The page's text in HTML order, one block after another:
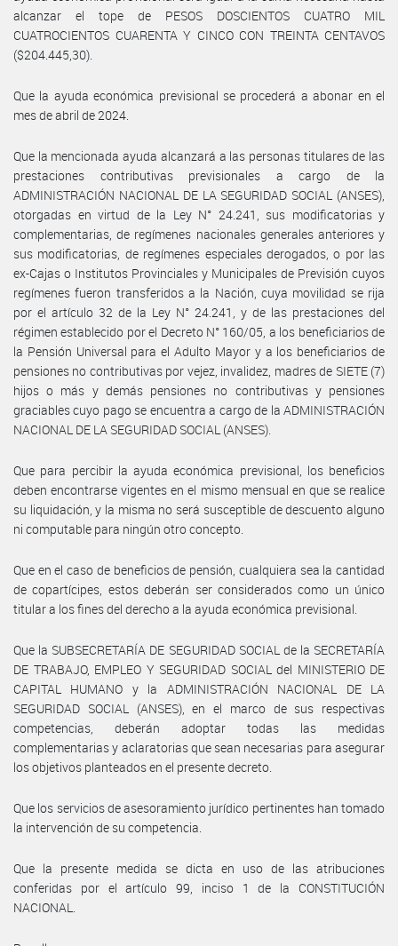
alcanzar el tope de PESOS DOSCIENTOS CUATRO MIL
CUATROCIENTOS CUARENTA Y CINCO CON TREINTA CENTAVOS
($204.445,30).
Que la ayuda económica previsional se procederá a abonar en el
mes de abril de 2024.
Que la mencionada ayuda alcanzará a las personas titulares de las
prestaciones contributivas previsionales a cargo de la
ADMINISTRACIÓN NACIONAL DE LA SEGURIDAD SOCIAL (ANSES),
otorgadas en virtud de la Ley N° 24.241, sus modificatorias y
complementarias, de regímenes nacionales generales anteriores y
sus modificatorias, de regímenes especiales derogados, o por las
ex-Cajas o Institutos Provinciales y Municipales de Previsión cuyos
regímenes fueron transferidos a la Nación, cuya movilidad se rija
por el artículo 32 de la Ley N° 24.241, y de las prestaciones del
régimen establecido por el Decreto N° 160/05, a los beneficiarios de
la Pensión Universal para el Adulto Mayor y a los beneficiarios de
pensiones no contributivas por vejez, invalidez, madres de SIETE (7)
hijos o más y demás pensiones no contributivas y pensiones
graciables cuyo pago se encuentra a cargo de la ADMINISTRACIÓN
NACIONAL DE LA SEGURIDAD SOCIAL (ANSES).
Que para percibir la ayuda económica previsional, los beneficios
deben encontrarse vigentes en el mismo mensual en que se realice
su liquidación, y la misma no será susceptible de descuento alguno
ni computable para ningún otro concepto.
Que en el caso de beneficios de pensión, cualquiera sea la cantidad
de copartícipes, estos deberán ser considerados como un único
titular a los fines del derecho a la ayuda económica previsional.
Que la SUBSECRETARÍA DE SEGURIDAD SOCIAL de la SECRETARÍA
DE TRABAJO, EMPLEO Y SEGURIDAD SOCIAL del MINISTERIO DE
CAPITAL HUMANO y la ADMINISTRACIÓN NACIONAL DE LA
SEGURIDAD SOCIAL (ANSES), en el marco de sus respectivas
competencias, deberán adoptar todas las medidas
complementarias y aclaratorias que sean necesarias para asegurar
los objetivos planteados en el presente decreto.
Que los servicios de asesoramiento jurídico pertinentes han tomado
la intervención de su competencia.
Que la presente medida se dicta en uso de las atribuciones
conferidas por el artículo 99, inciso 1 de la CONSTITUCIÓN
NACIONAL.